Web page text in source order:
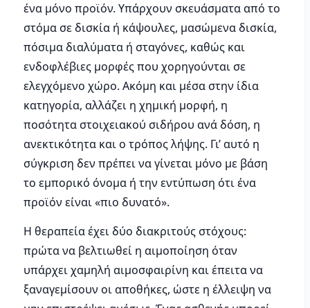
ένα μόνο προϊόν. Υπάρχουν σκευάσματα από το
στόμα σε δισκία ή κάψουλες, μασώμενα δισκία,
πόσιμα διαλύματα ή σταγόνες, καθώς και
ενδοφλέβιες μορφές που χορηγούνται σε
ελεγχόμενο χώρο. Ακόμη και μέσα στην ίδια
κατηγορία, αλλάζει η χημική μορφή, η
ποσότητα στοιχειακού σιδήρου ανά δόση, η
ανεκτικότητα και ο τρόπος λήψης. Γι’ αυτό η
σύγκριση δεν πρέπει να γίνεται μόνο με βάση
το εμπορικό όνομα ή την εντύπωση ότι ένα
προϊόν είναι «πιο δυνατό».
Η θεραπεία έχει δύο διακριτούς στόχους:
πρώτα να βελτιωθεί η αιμοποίηση όταν
υπάρχει χαμηλή αιμοσφαιρίνη και έπειτα να
ξαναγεμίσουν οι αποθήκες, ώστε η έλλειψη να